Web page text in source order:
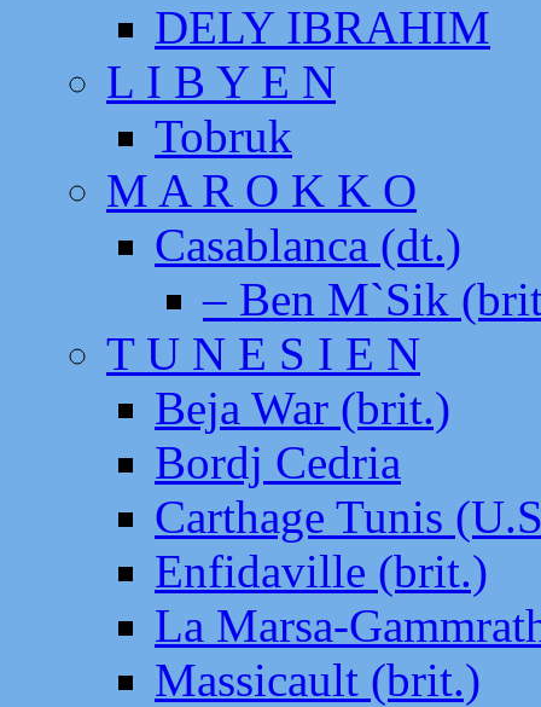
DELY IBRAHIM
L I B Y E N
Tobruk
M A R O K K O
Casablanca (dt.)
– Ben M`Sik
T U N E S I E N
Beja War (brit.)
Bordj Cedria
Carthage Tunis
Enfidaville (brit.)
La Marsa-
Massicault (brit.)